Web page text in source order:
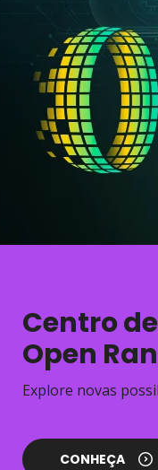
Centro
Open Ran
Explore novas
CONHEÇA